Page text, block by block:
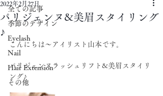
全ての記事
季節のデザイン
Eyelash
Nail
Hair Extension
その他
パリジェンヌ&美眉スタイリング
♪
2022年2月27日
こんにちは～アイリスト山本です。
パリジェンヌラッシュリフト&美眉スタイリ
ング♪